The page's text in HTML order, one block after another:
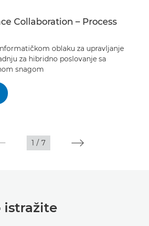
Collaboration – Process
oblaku za upravljanje
za hibridno poslovanje sa
snagom
1 / 7
istražite